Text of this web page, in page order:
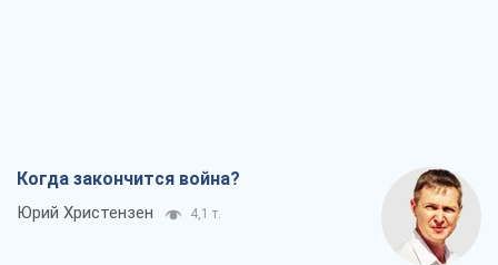
Когда закончится война?
Юрий Христензен 4,1 т.